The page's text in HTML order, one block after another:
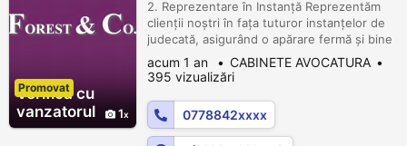
Verifica cu
vanzatorul
1
Promovat
2. Reprezentare în Instanță Reprezentăm
clienții noștri în fața tuturor instanțelor de
judecată, asigurând o apărare fermă și bine
documentată. Avocații noștri au experiență
vastă în litigii complexe și sunt pregătiți să
apere drepturile și interesele clienților
noștri. Un profil verificat este un cont care
a fost validat de platforma noastră pentru a
garant...
acum 1 an
CABINETE AVOCATURA
395 vizualizări
0778842xxxx